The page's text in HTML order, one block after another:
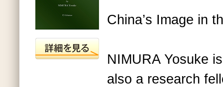
China’s Image in
NIMURA Yosuke
also a research